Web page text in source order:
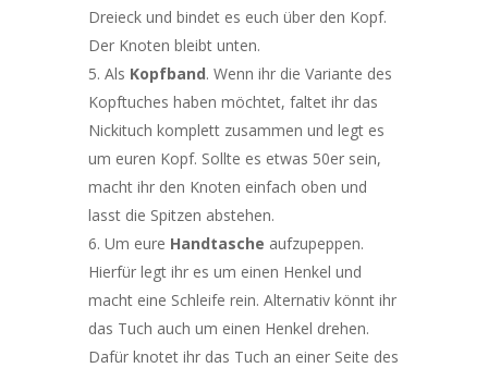
Dreieck und bindet es euch über den Kopf.
Der Knoten bleibt unten.
Als Kopfband. Wenn ihr die Variante des
Kopftuches haben möchtet, faltet ihr das
Nickituch komplett zusammen und legt es
um euren Kopf. Sollte es etwas 50er sein,
macht ihr den Knoten einfach oben und
lasst die Spitzen abstehen.
Um eure Handtasche aufzupeppen.
Hierfür legt ihr es um einen Henkel und
macht eine Schleife rein. Alternativ könnt ihr
das Tuch auch um einen Henkel drehen.
Dafür knotet ihr das Tuch an einer Seite des